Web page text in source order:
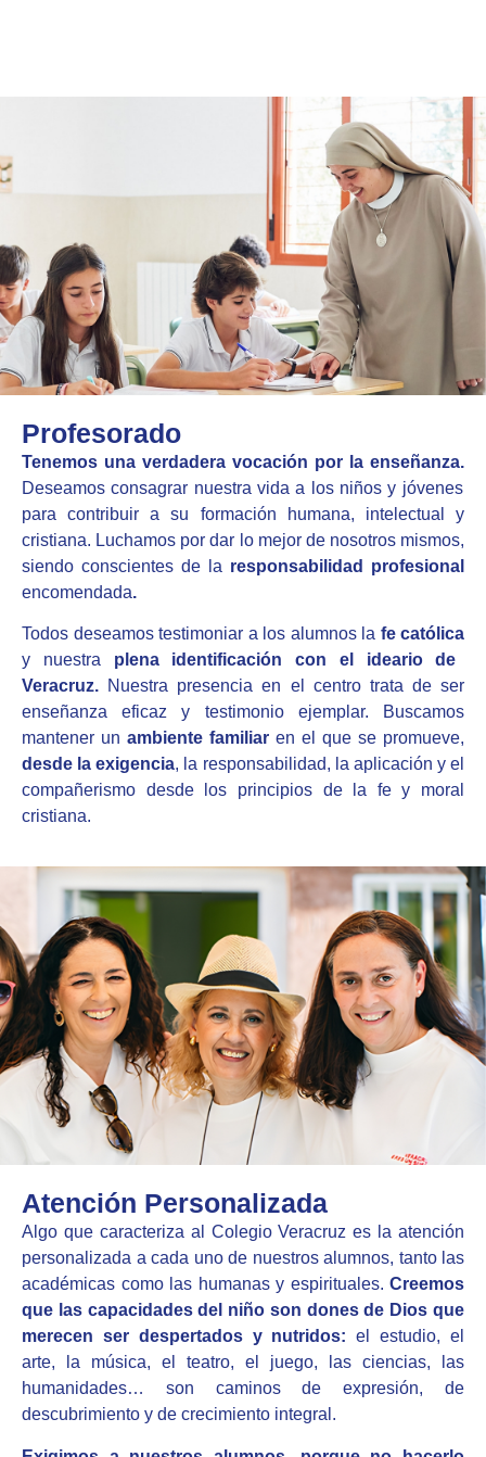
Profesorado
Tenemos una verdadera vocación por la enseñanza.
Deseamos consagrar nuestra vida a los niños y jóvenes
para contribuir a su formación humana, intelectual y
cristiana. Luchamos por dar lo mejor de nosotros mismos,
siendo conscientes de la responsabilidad profesional
encomendada.
Todos deseamos testimoniar a los alumnos la fe católica
y nuestra plena identificación con el ideario de
Veracruz. Nuestra presencia en el centro trata de ser
enseñanza eficaz y testimonio ejemplar. Buscamos
mantener un ambiente familiar en el que se promueve,
desde la exigencia, la responsabilidad, la aplicación y el
compañerismo desde los principios de la fe y moral
cristiana.
Atención Personalizada
Algo que caracteriza al Colegio Veracruz es la atención
personalizada a cada uno de nuestros alumnos, tanto las
académicas como las humanas y espirituales. Creemos
que las capacidades del niño son dones de Dios que
merecen ser despertados y nutridos: el estudio, el
arte, la música, el teatro, el juego, las ciencias, las
humanidades… son caminos de expresión, de
descubrimiento y de crecimiento integral.